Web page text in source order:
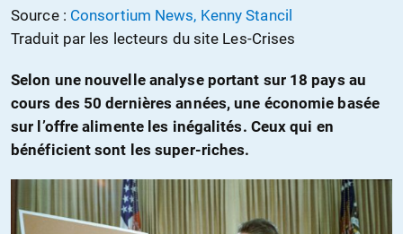
CONTACTER
FAIRE UN
DON
Source : Consortium News, Kenny Stancil
Traduit par les lecteurs du site Les-Crises
Selon une nouvelle analyse portant sur 18 pays au
cours des 50 dernières années, une économie basée
sur l’offre alimente les inégalités. Ceux qui en
bénéficient sont les super-riches.